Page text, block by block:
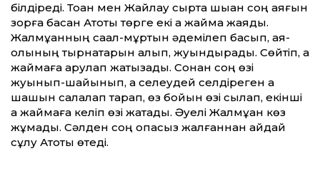
білдіреді. Тоқан мен Жайлау сыртқа шыққан соң аяғын
зорға басқан Ақтоқты төрге екі ақ жайма жаяды.
Жалмұқанның сақал-мұртын әдемілеп басып, аяқ-
қолының тырнақтарын алып, жуындырады. Сөйтіп, ақ
жаймаға арулап жатқызады. Сонан соң өзі
жуынып-шайынып, ақ селеудей селдіреген ақ
шашын салалап тарап, өз бойын өзі сылап, екінші
ақ жаймаға келіп өзі жатады. Әуелі Жалмұқан көз
жұмады. Сәлден соң опасыз жалғаннан айдай
сұлу Ақтоқты өтеді.